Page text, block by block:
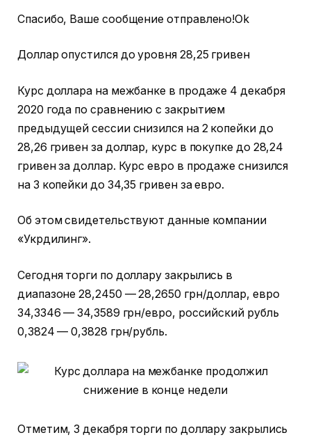
Спасибо, Ваше сообщение отправлено!Ok
Доллар опустился до уровня 28,25 гривен
Курс доллара на межбанке в продаже 4 декабря
2020 года по сравнению с закрытием
предыдущей сессии снизился на 2 копейки до
28,26 гривен за доллар, курс в покупке до 28,24
гривен за доллар. Курс евро в продаже снизился
на 3 копейки до 34,35 гривен за евро.
Об этом свидетельствуют данные компании
«Укрдилинг».
Сегодня торги по доллару закрылись в
диапазоне 28,2450 — 28,2650 грн/доллар, евро
34,3346 — 34,3589 грн/евро, российский рубль
0,3824 — 0,3828 грн/рубль.
Отметим, 3 декабря торги по доллару закрылись